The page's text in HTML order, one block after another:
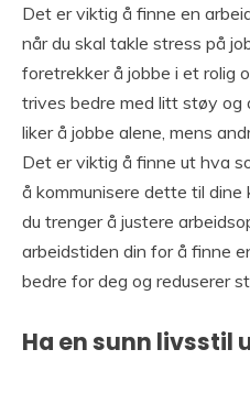
Det er viktig å finne en
når du skal takle stress på
foretrekker å jobbe i et rolig
trives bedre med litt støy og
liker å jobbe alene, mens
Det er viktig å finne ut hva
å kommunisere dette til dine
du trenger å justere
arbeidstiden din for å finne
bedre for deg og reduserer
Ha en sunn livsstil